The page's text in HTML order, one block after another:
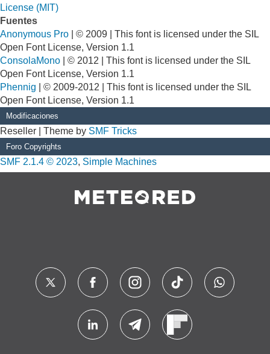
License (MIT)
Fuentes
Anonymous Pro | © 2009 | This font is licensed under the SIL
Open Font License, Version 1.1
ConsolaMono | © 2012 | This font is licensed under the SIL
Open Font License, Version 1.1
Phennig | © 2009-2012 | This font is licensed under the SIL
Open Font License, Version 1.1
Modificaciones
Reseller | Theme by SMF Tricks
Foro Copyrights
SMF 2.1.4 © 2023, Simple Machines